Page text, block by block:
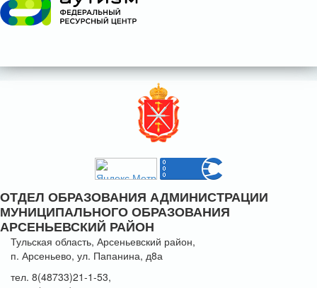
ОТДЕЛ ОБРАЗОВАНИЯ АДМИНИСТРАЦИИ
МУНИЦИПАЛЬНОГО ОБРАЗОВАНИЯ
АРСЕНЬЕВСКИЙ РАЙОН
Тульская область, Арсеньевский район,
п. Арсеньево, ул. Папанина, д8а
тел. 8(48733)21-1-53,